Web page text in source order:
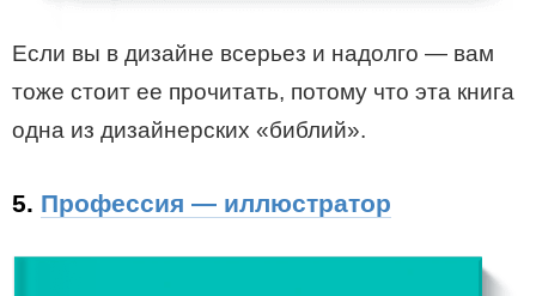
Если вы в дизайне всерьез и надолго — вам
тоже стоит ее прочитать, потому что эта книга
одна из дизайнерских «библий».
5. Профессия — иллюстратор